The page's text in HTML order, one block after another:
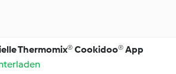
Thermomix® Cookidoo® App